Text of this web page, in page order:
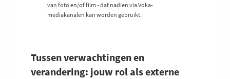
Tussen verwachtingen en
verandering: jouw rol als externe
van foto en/of film - dat nadien via Voka-
mediakanalen kan worden gebruikt.